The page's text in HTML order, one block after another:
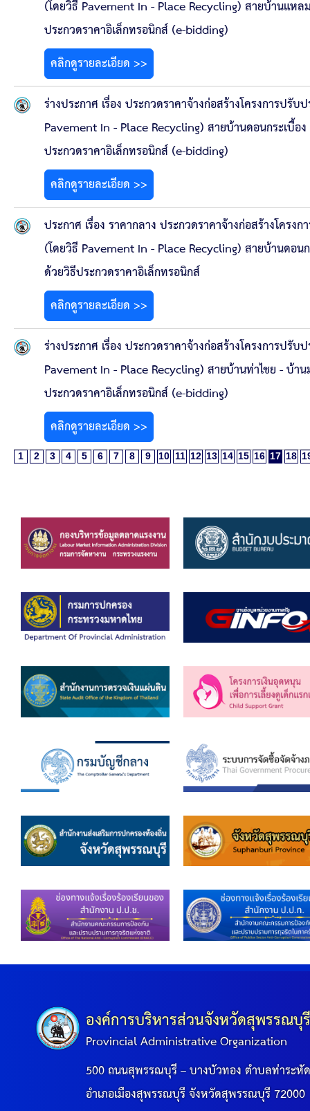
(โดยวิธี Pavement In - Place Recycling) สายบ้านแ
ประกวดราคาอิเล็กทรอนิกส์ (e-bidding)
คลิกดูรายละเอียด >>
ร่างประกาศ เรื่อง ประกวดราคาจ้างก่อสร้างโครงการป
Pavement In - Place Recycling) สายบ้านดอนกระเบื้
ประกวดราคาอิเล็กทรอนิกส์ (e-bidding)
คลิกดูรายละเอียด >>
ประกาศ เรื่อง ราคากลาง ประกวดราคาจ้างก่อสร้างโค
(โดยวิธี Pavement In - Place Recycling) สายบ้านดอ
ด้วยวิธีประกวดราคาอิเล็กทรอนิกส์
คลิกดูรายละเอียด >>
ร่างประกาศ เรื่อง ประกวดราคาจ้างก่อสร้างโครงการป
Pavement In - Place Recycling) สายบ้านท่าไชย - บ้
ประกวดราคาอิเล็กทรอนิกส์ (e-bidding)
คลิกดูรายละเอียด >>
1 2 3 4 5 6 7 8 9 10 11 12 13 14 15 16 17 18
องค์การบริหารส่วนจังหวัดสุพรรณบุ
Provincial Administrative Organization
500 ถนนสุพรรณบุรี – บางบัวทอง ตำบลท่าระหั
อำเภอเมืองสุพรรณบุรี จังหวัดสุพรรณบุรี 72000